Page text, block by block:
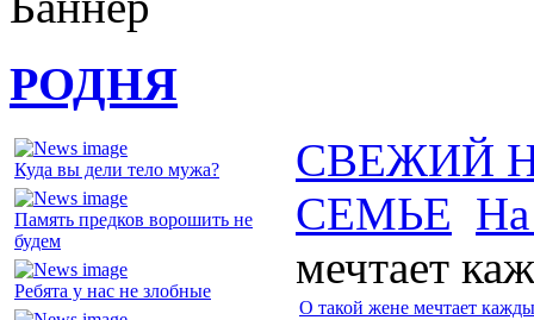
РОДНЯ
Куда вы дели тело мужа?
Память предков ворошить не
будем
Ребята у нас не злобные
СВЕЖИЙ
СЕМЬЕ На
мечтает
О такой жене мечтает